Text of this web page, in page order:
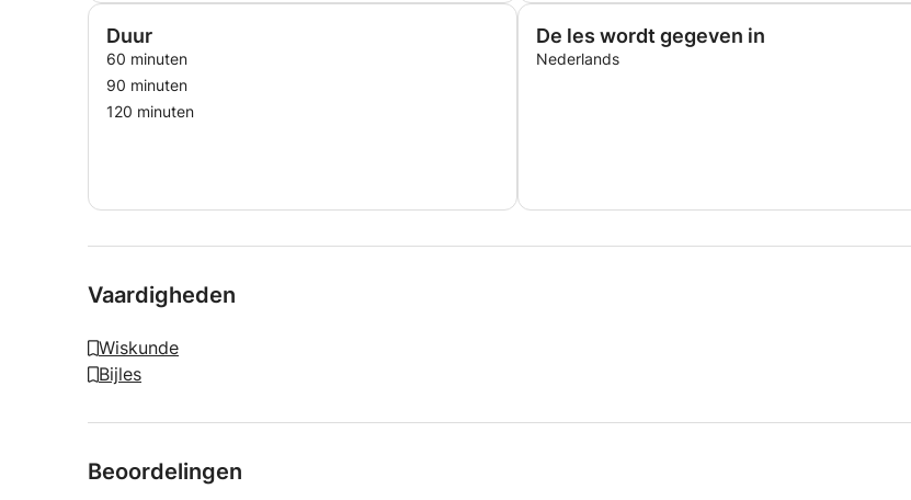
Duur
60 minuten
90 minuten
120 minuten
De les wordt gegeven in
Nederlands
Vaardigheden
Wiskunde
Bijles
Beoordelingen